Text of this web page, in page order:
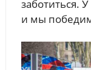
заботиться.
и мы